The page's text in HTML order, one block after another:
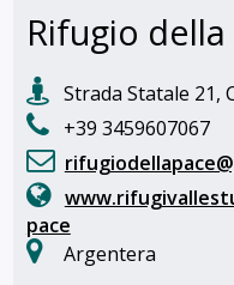
Rifugio della
Strada Statale 21,
+39 3459607067
pace
Argentera